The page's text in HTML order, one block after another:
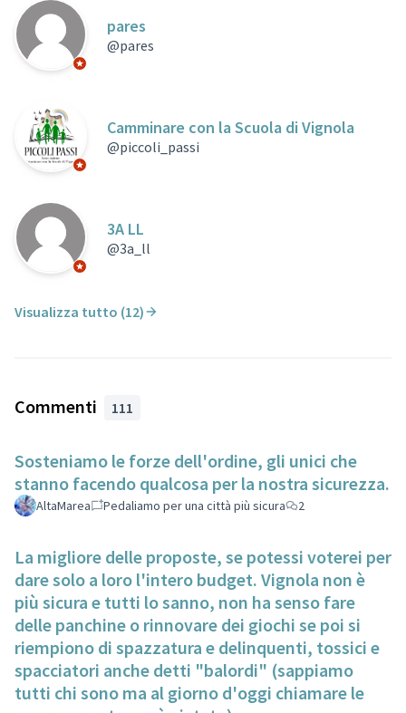
Partecipante ufficiale
pares
@pares
Partecipante ufficiale
Camminare con la Scuola di Vignola
@piccoli_passi
Partecipante ufficiale
3A LL
@3a_ll
Visualizza tutto (12)
Commenti 111
Sosteniamo le forze dell'ordine, gli unici che
stanno facendo qualcosa per la nostra sicurezza.
AltaMarea Pedaliamo per una città più sicura 2
La migliore delle proposte, se potessi voterei per
dare solo a loro l'intero budget. Vignola non è
più sicura e tutti lo sanno, non ha senso fare
delle panchine o rinnovare dei giochi se poi si
riempiono di spazzatura e delinquenti, tossici e
spacciatori anche detti "balordi" (sappiamo
tutti chi sono ma al giorno d'oggi chiamare le